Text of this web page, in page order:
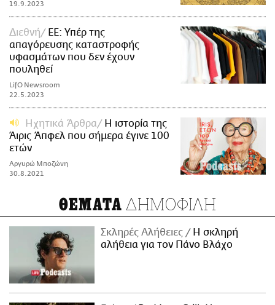
19.9.2023
Διεθνή
ΕΕ: Υπέρ της
απαγόρευσης καταστροφής
υφασμάτων που δεν έχουν
πουληθεί
LifO Newsroom
22.5.2023
Ηχητικά Άρθρα
H ιστορία της
Άιρις Άπφελ που σήμερα έγινε 100
ετών
Αργυρώ Μποζώνη
30.8.2021
ΘΕΜΑΤΑ ΔΗΜΟΦΙΛΗ
Σκληρές Αλήθειες
H σκληρή
αλήθεια για τον Πάνο Βλάχο